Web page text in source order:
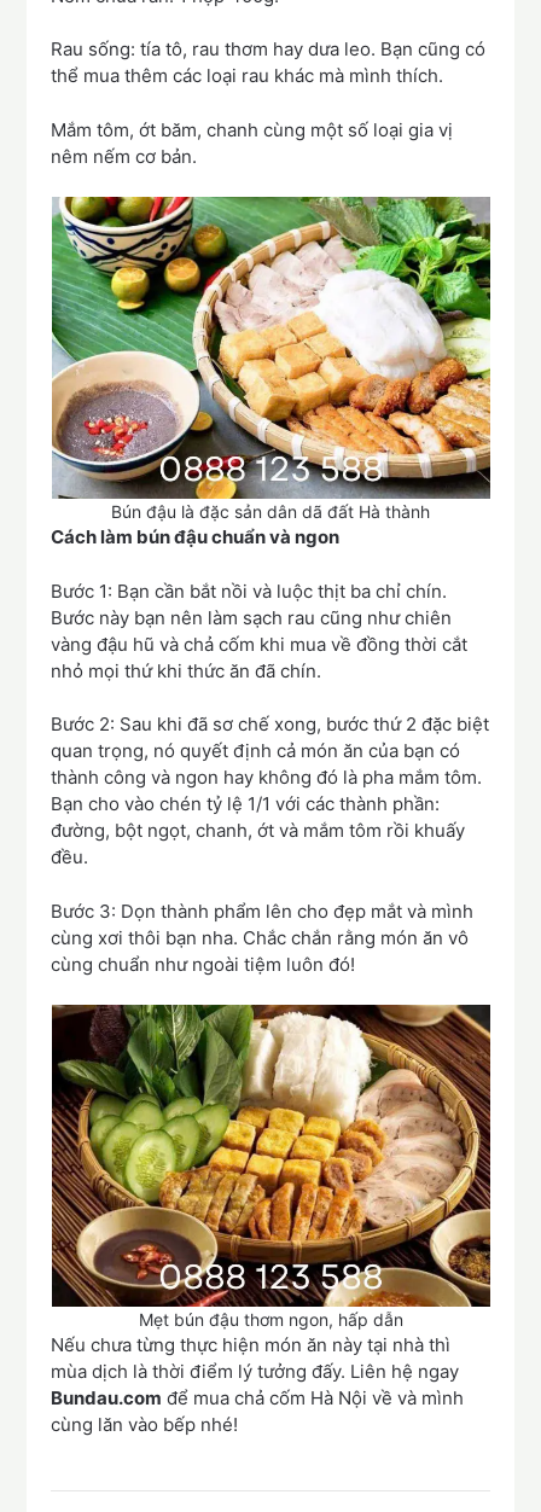
Rau sống: tía tô, rau thơm hay dưa leo. Bạn cũng có
thể mua thêm các loại rau khác mà mình thích.
Mắm tôm, ớt băm, chanh cùng một số loại gia vị
nêm nếm cơ bản.
Bún đậu là đặc sản dân dã đất Hà thành
Cách làm bún đậu chuẩn và ngon
Bước 1: Bạn cần bắt nồi và luộc thịt ba chỉ chín.
Bước này bạn nên làm sạch rau cũng như chiên
vàng đậu hũ và chả cốm khi mua về đồng thời cắt
nhỏ mọi thứ khi thức ăn đã chín.
Bước 2: Sau khi đã sơ chế xong, bước thứ 2 đặc biệt
quan trọng, nó quyết định cả món ăn của bạn có
thành công và ngon hay không đó là pha mắm tôm.
Bạn cho vào chén tỷ lệ 1/1 với các thành phần:
đường, bột ngọt, chanh, ớt và mắm tôm rồi khuấy
đều.
Bước 3: Dọn thành phẩm lên cho đẹp mắt và mình
cùng xơi thôi bạn nha. Chắc chắn rằng món ăn vô
cùng chuẩn như ngoài tiệm luôn đó!
Mẹt bún đậu thơm ngon, hấp dẫn
Nếu chưa từng thực hiện món ăn này tại nhà thì
mùa dịch là thời điểm lý tưởng đấy. Liên hệ ngay
Bundau.com để mua chả cốm Hà Nội về và mình
cùng lăn vào bếp nhé!